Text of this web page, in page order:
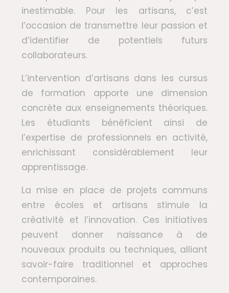
inestimable. Pour les artisans, c’est
l’occasion de transmettre leur passion et
d’identifier de potentiels futurs
collaborateurs.
L’intervention d’artisans dans les cursus
de formation apporte une dimension
concrète aux enseignements théoriques.
Les étudiants bénéficient ainsi de
l’expertise de professionnels en activité,
enrichissant considérablement leur
apprentissage.
La mise en place de projets communs
entre écoles et artisans stimule la
créativité et l’innovation. Ces initiatives
peuvent donner naissance à de
nouveaux produits ou techniques, alliant
savoir-faire traditionnel et approches
contemporaines.